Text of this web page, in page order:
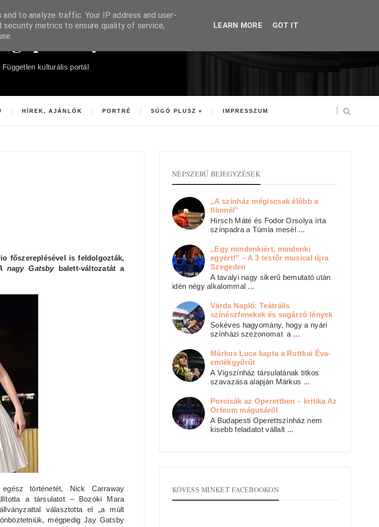
Független kulturális portál
HÍREK, AJÁNLÓK PORTRÉ SÚGÓ PLUSZ IMPRESSZUM
főszereplésével is feldolgozták,
nagy Gatsbybalett-változatát a
egész történetét, Nick Carraway
a társulatot – Bozóki Mara
választotta el „a múlt
mégpedig Jay Gatsby
NÉPSZERŰ BEJEGYZÉSEK
„A színház mégiscsak élőbb a
filmnél”
Hirsch Máté és Fodor Orsolya írta
színpadra a Túmia mesél ...
„Egy mindenkiért, mindenki
egyért!” – A 3 testőr musical újra
Szegeden
A tavalyi nagy sikerű bemutató után
idén négy alkalommal ...
Várda Napló: Teátrális
színészfenekek és sugárzó lények
Sokéves hagyomány, hogy a nyári
színházi szezonomat a ...
Márkus Luca kapta a Ruttkai Éva-
emlékgyűrűt
A Vígszínház társulatának titkos
szavazása alapján Márkus ...
Porcicák az Operettben – kritika Az
Orfeum mágusáról
A Budapesti Operettszínház nem
kisebb feladatot vállalt ...
KÖVESS MINKET FACEBOOKON
to analyze traffic. Your IP address and user-
security metrics to ensure quality of service,
LEARN MORE GOT IT